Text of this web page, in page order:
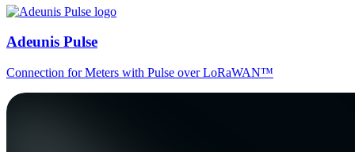
Adeunis Pulse
Connection for Meters with Pulse over LoRaWAN™